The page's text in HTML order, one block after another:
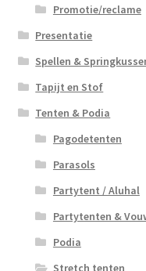
Promotie/reclame
Presentatie
Spellen &
Tapijt en Stof
Tenten & Podia
Pagodetenten
Parasols
Partytent / Aluhal
Partytenten &
Podia
Stretch tenten